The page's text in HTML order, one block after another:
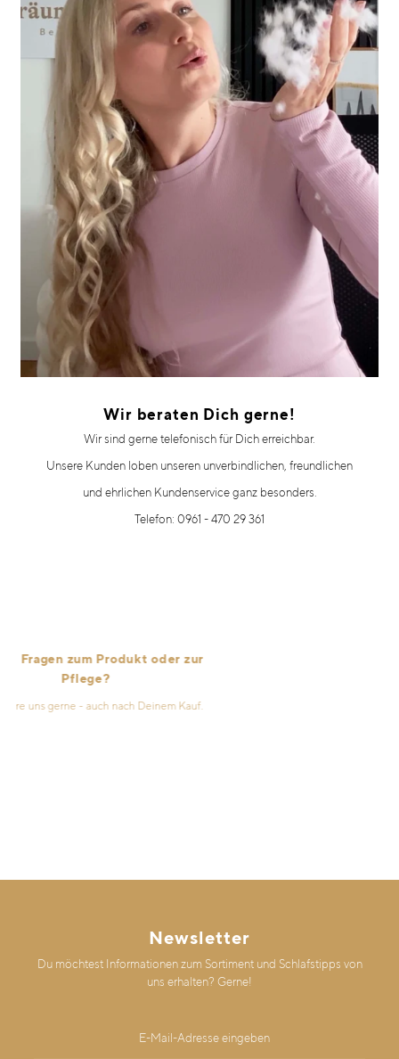
Wir beraten Dich gerne!
Wir sind gerne telefonisch für Dich erreichbar.
Unsere Kunden loben unseren unverbindlichen, freundlichen
und ehrlichen Kundenservice ganz besonders.
Telefon: 0961 - 470 29 361
zum Produkt oder zur
Pflege?
gerne - auch nach Deinem Kauf.
Newsletter
Du möchtest Informationen zum Sortiment und Schlafstipps von
uns erhalten? Gerne!